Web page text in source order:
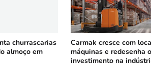
churrascarias
almoço em
Carmak cresce com
máquinas e redesenha
investimento na